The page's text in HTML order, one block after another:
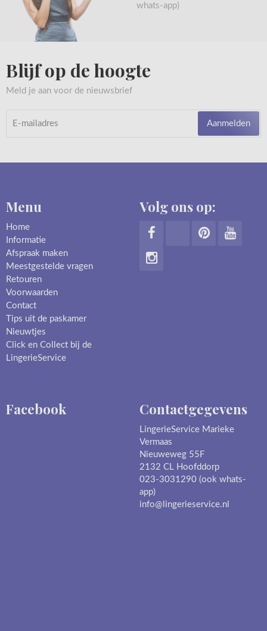
whats-app)
Blijf op de hoogte
Meld je aan voor de nieuwsbrief
Aanmelden
Menu
Home
Informatie
Afspraak maken
Meestgestelde vragen
Retouren
Voorwaarden
Contact
Tips uit de paskamer
Nieuwtjes
Click en Collect bij de
LingerieService
Volg ons op:
Contactgegevens
LingerieService Marieke
Vermaas
Nieuweweg 55F
2132 CL Hoofddorp
023-3031290 (ook whats-
app)
info@lingerieservice.nl
Facebook